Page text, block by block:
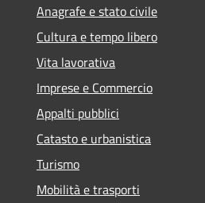
Anagrafe e stato civile
Cultura e tempo libero
Vita lavorativa
Imprese e Commercio
Appalti pubblici
Catasto e urbanistica
Turismo
Mobilità e trasporti